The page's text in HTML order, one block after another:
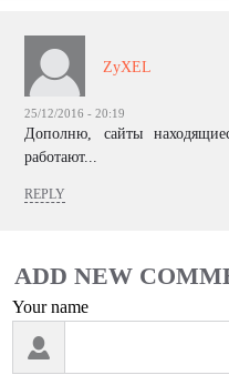
ZyXEL
25/12/2016 - 20:19
Дополню, сайты
работают...
REPLY
ADD NEW
Your name